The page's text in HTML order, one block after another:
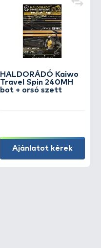
HALDORÁDÓ Kaiwo
Travel Spin 240MH
bot + orsó szett
Ajánlatot kérek